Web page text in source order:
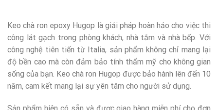
Keo chà ron epoxy Hugop là giải pháp hoàn hảo cho việc thi
công lát gạch trong phòng khách, nhà tắm và nhà bếp. Với
công nghệ tiên tiến từ Italia, sản phẩm không chỉ mang lại
độ bền cao mà còn đảm bảo tính thẩm mỹ cho không gian
sống của bạn. Keo chà ron Hugop được bảo hành lên đến 10
năm, cam kết mang lại sự yên tâm cho người sử dụng.